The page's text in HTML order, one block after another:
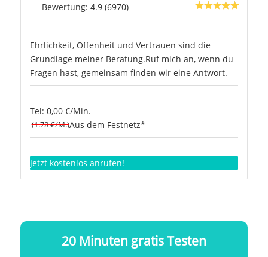
Bewertung: 4.9 (6970)
Ehrlichkeit, Offenheit und Vertrauen sind die
Grundlage meiner Beratung.Ruf mich an, wenn du
Fragen hast, gemeinsam finden wir eine Antwort.
Tel: 0,00 €/Min.
(1.78 €/M.)Aus dem Festnetz*
Jetzt kostenlos anrufen!
20 Minuten gratis Testen